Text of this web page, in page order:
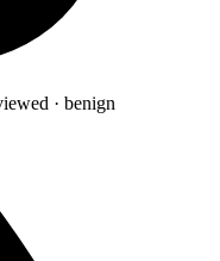
· benign